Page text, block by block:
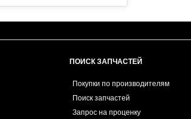
AT 2300 RPM
AR-MACHINEПОИСК ЗАПЧАСТЕЙ
Покупки по производителям
Поиск запчастей
Запрос на проценку